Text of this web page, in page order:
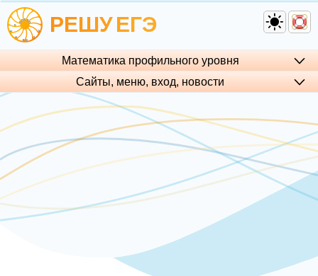
РЕШУЕГЭ
Математика профильного уровня
Сайты, меню, вход, но­во­сти